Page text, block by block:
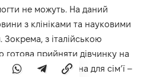
не можуть. На даний
з клініками та науковими
Зокрема, з італійською
готова прийняти дівчинку на
не підйомна для сім’ї –